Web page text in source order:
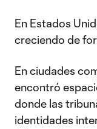
En Estados
creciendo de
En ciudades
encontró
donde las
identidades